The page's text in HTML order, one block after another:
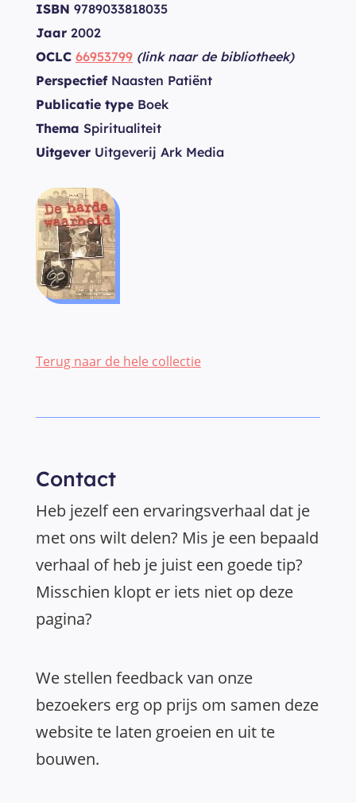
ISBN 9789033818035
Jaar 2002
OCLC 66953799 (link naar de bibliotheek)
PerspectiefNaasten Patiënt
Publicatie type Boek
Thema Spiritualiteit
Uitgever Uitgeverij Ark Media
Terug naar de hele collectie
Contact
Heb jezelf een ervaringsverhaal dat je
met ons wilt delen? Mis je een bepaald
verhaal of heb je juist een goede tip?
Misschien klopt er iets niet op deze
pagina?
We stellen feedback van onze
bezoekers erg op prijs om samen deze
website te laten groeien en uit te
bouwen.